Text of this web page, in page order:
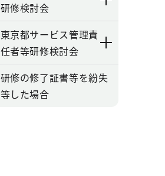
研修検討会
東京都サービス管理責
任者等研修検討会
研修の修了証書等を紛失
等した場合